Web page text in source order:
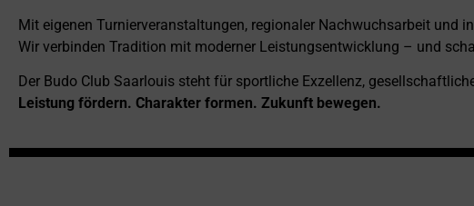
Mit eigenen Turnierveranstaltungen, regionaler Nachwuchsarbeit
Wir verbinden Tradition mit moderner Leistungsentwicklung – und
Der Budo Club Saarlouis steht für sportliche Exzellenz,
Leistung fördern. Charakter formen. Zukunft bewegen.